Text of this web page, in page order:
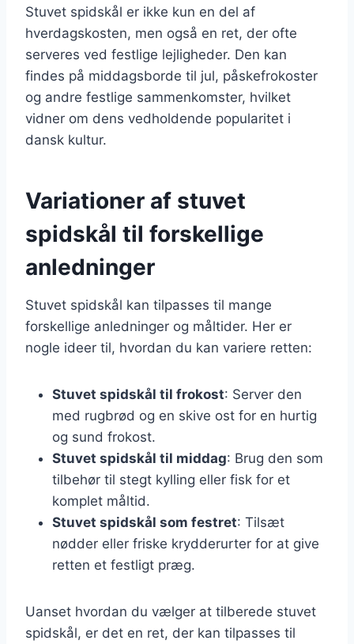
Stuvet spidskål er ikke kun en del af
hverdagskosten, men også en ret, der ofte
serveres ved festlige lejligheder. Den kan
findes på middagsborde til jul, påskefrokoster
og andre festlige sammenkomster, hvilket
vidner om dens vedholdende popularitet i
dansk kultur.
Variationer af stuvet
spidskål til forskellige
anledninger
Stuvet spidskål kan tilpasses til mange
forskellige anledninger og måltider. Her er
nogle ideer til, hvordan du kan variere retten:
Stuvet spidskål til frokost: Server den
med rugbrød og en skive ost for en hurtig
og sund frokost.
Stuvet spidskål til middag: Brug den som
tilbehør til stegt kylling eller fisk for et
komplet måltid.
Stuvet spidskål som festret: Tilsæt
nødder eller friske krydderurter for at give
retten et festligt præg.
Uanset hvordan du vælger at tilberede stuvet
spidskål, er det en ret, der kan tilpasses til